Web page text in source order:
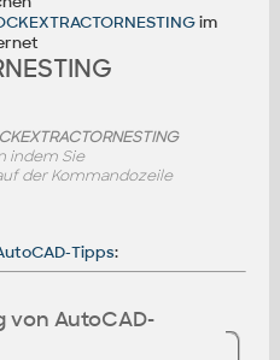
im
indem Sie
der Kommandozeile
Tipps:
von AutoCAD-